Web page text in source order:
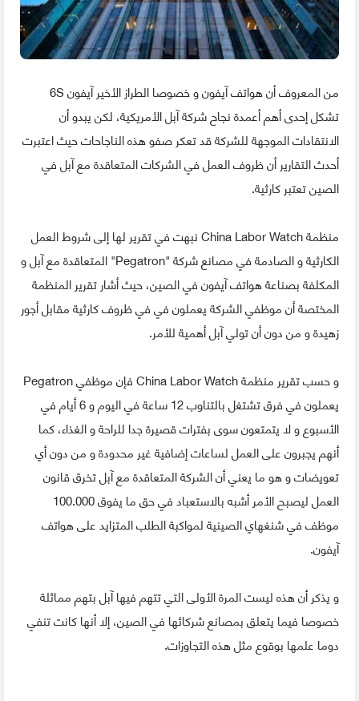
من المعروف أن هواتف آيفون و خصوصا الطراز الأخير آيفون 6S
تشكل إحدى أهم أعمدة نجاح شركة آبل الأمريكية، لكن يبدو أن
الانتقادات الموجهة للشركة قد تعكر صفو هذه الناجاحات حيث اعتبرت
أحدث التقارير أن ظروف العمل في الشركات المتعاقدة مع آبل في
الصين تعتبر كارثية.
منظمة China Labor Watch نبهت في تقرير لها إلى شروط العمل
الكارثية و الصادمة في مصانع شركة "Pegatron" المتعاقدة مع آبل و
المكلفة بصناعة هواتف آيفون في الصين، حيث أشار تقرير المنظمة
المختصة أن موظفي الشركة يعملون في في ظروف كارثية مقابل أجور
زهيدة و من دون أن تولي آبل أهمية للأمر.
و حسب تقرير منظمة China Labor Watch فإن موظفي Pegatron
يعملون في فرق تشتغل بالتناوب 12 ساعة في اليوم و 6 أيام في
الأسبوع و لا يتمتعون سوى بفترات قصيرة جدا للراحة و الغذاء، كما
أنهم يجبرون على العمل لساعات إضافية غير محدودة و من دون أي
تعويضات و هو ما يعني أن الشركة المتعاقدة مع آبل تخرق قانون
العمل ليصبح الأمر أشبه بالاستعباد في حق ما يفوق 100.000
موظف في شنغهاي الصينية لمواكبة الطلب المتزايد على هواتف
آيفون.
و يذكر أن هذه ليست المرة الأولى التي تتهم فيها آبل بتهم مماثلة
خصوصا فيما يتعلق بمصانع شركائها في الصين، إلا أنها كانت تنفي
دوما علمها بوقوع مثل هذه التجاوزات.